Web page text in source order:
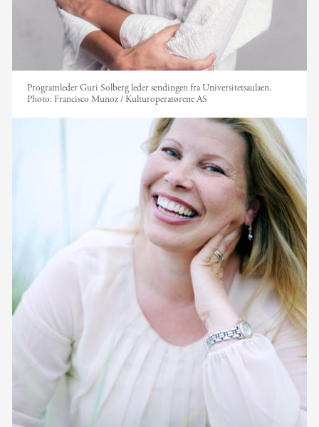
Programleder Guri Solberg leder sendingen fra Universitetsaulaen.
Photo: Francisco Munoz / Kulturoperatørene AS